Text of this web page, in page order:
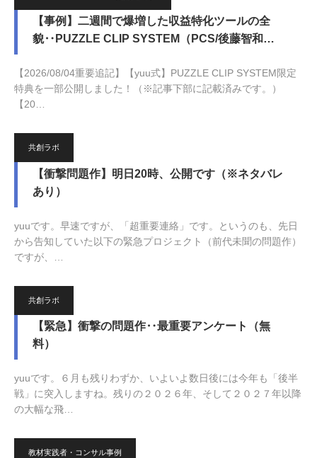
【事例】二週間で爆増した収益特化ツールの全
貌‥PUZZLE CLIP SYSTEM（PCS/後藤智和…
【2026/08/04重要追記】【yuu式】PUZZLE CLIP SYSTEM限定
特典を一部公開しました！（※記事下部に記載済みです。）
【20…
共創ラボ
2026.07.5
【衝撃問題作】明日20時、公開です（※ネタバレ
あり）
yuuです。早速ですが、「超重要連絡」です。というのも、先日
から告知していた以下の緊急プロジェクト（前代未聞の問題作）
ですが、…
共創ラボ
2026.06.26
【緊急】衝撃の問題作‥最重要アンケート（無
料）
yuuです。６月も残りわずか、いよいよ数日後には今年も「後半
戦」に突入しますね。残りの２０２６年、そして２０２７年以降
の大幅な飛…
教材実践者・コンサル事例
2026.06.23